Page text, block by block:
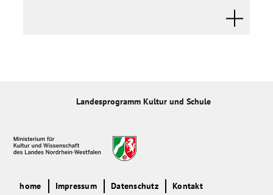
Landesprogramm Kultur und Schule
home Impressum Datenschutz Kontakt